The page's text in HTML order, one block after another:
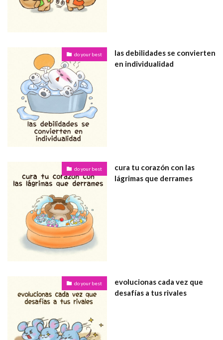
do your best
las debilidades se convierten
en individualidad
do your best
cura tu corazón con las
lágrimas que derrames
do your best
evolucionas cada vez que
desafías a tus rivales